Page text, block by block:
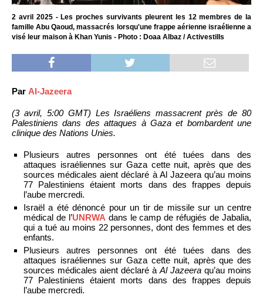
2 avril 2025 - Les proches survivants pleurent les 12 membres de la
famille Abu Qaoud, massacrés lorsqu'une frappe aérienne israélienne a
visé leur maison à Khan Yunis - Photo : Doaa Albaz / Activestills
Par Al-Jazeera
(3 avril, 5:00 GMT) Les Israéliens massacrent près de 80
Palestiniens dans des attaques à Gaza et bombardent une
clinique des Nations Unies.
Plusieurs autres personnes ont été tuées dans des
attaques israéliennes sur Gaza cette nuit, après que des
sources médicales aient déclaré à Al Jazeera qu’au moins
77 Palestiniens étaient morts dans des frappes depuis
l’aube mercredi.
Israël a été dénoncé pour un tir de missile sur un centre
médical de l’UNRWA dans le camp de réfugiés de Jabalia,
qui a tué au moins 22 personnes, dont des femmes et des
enfants.
Plusieurs autres personnes ont été tuées dans des
attaques israéliennes sur Gaza cette nuit, après que des
sources médicales aient déclaré à Al Jazeera qu’au moins
77 Palestiniens étaient morts dans des frappes depuis
l’aube mercredi.